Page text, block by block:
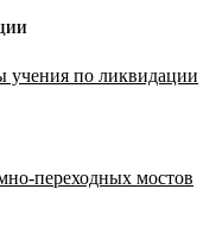
учения по ликвидации
переходных мостов